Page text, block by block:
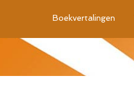
Boekvertalingen